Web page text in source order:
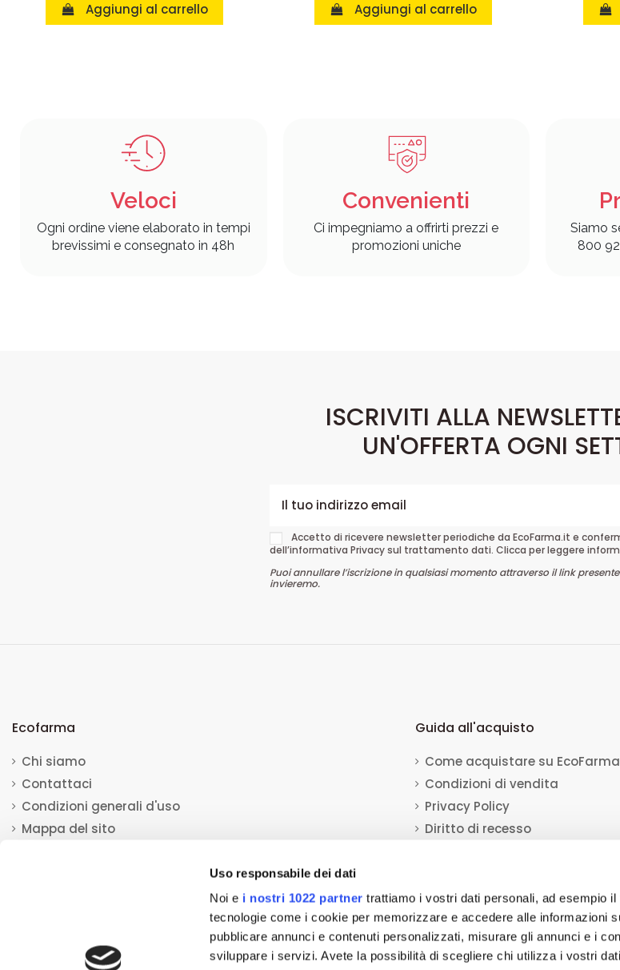
Uso responsabile dei dati
Noi e i nostri 1022 partner trattiamo i vostri dati personali, ad esempio
tecnologie come i cookie per memorizzare e accedere alle informazioni
pubblicare annunci e contenuti personalizzati, misurare gli annunci e i
sviluppare i servizi. Avete la possibilità di scegliere chi utilizza i vostri
Aggiungi al carrello Aggiungi al carrello
Veloci
Ogni ordine viene elaborato in tempi
brevissimi e consegnato in 48h
Convenienti
Ci impegniamo a offrirti prezzi e
promozioni uniche
Siamo
800
ISCRIVITI ALLA
UN'OFFERTA OGNI
Accetto di ricevere newsletter periodiche da EcoFarma.it e
dell’informativa Privacy sul trattamento dati. Clicca per leggere
Puoi annullare l’iscrizione in qualsiasi momento attraverso il link
invieremo.
Ecofarma
Chi siamo
Contattaci
Condizioni generali d'uso
Mappa del sito
Guida all'acquisto
Come acquistare su
Condizioni di vendita
Privacy Policy
Diritto di recesso
© 2013-2023 Ecofarma. Tutti i diritti riservati.Mediacom S.r.la Socio Unicoviale Luca Gaurico 9/11 00143Roma(RM)